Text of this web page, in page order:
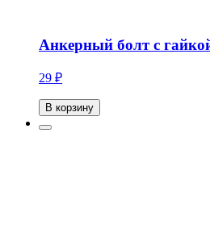
Анкерный болт с
29 ₽
В корзину